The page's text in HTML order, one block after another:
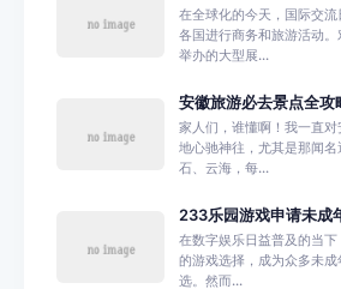
在全球化的今天，国际交
各国进行商务和旅游活动
举办的大型展...
安徽旅游必去景点全
家人们，谁懂啊！我一直
地心驰神往，尤其是那闻
石、云海，每...
233乐园游戏申请未成
在数字娱乐日益普及的当
的游戏选择，成为众多未
选。然而...